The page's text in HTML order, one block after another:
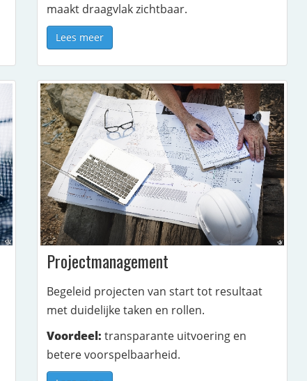
maakt draagvlak zichtbaar.
Lees meer
Projectmanagement
Begeleid projecten van start tot resultaat
met duidelijke taken en rollen.
Voordeel: transparante uitvoering en
betere voorspelbaarheid.